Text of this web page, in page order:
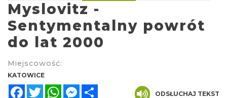
Katowice
0.00 km
Myslovitz -
Sentymentalny powrót
do lat 2000
Miejscowość:
KATOWICE
FacebookTwitterWhatsAppMessenger
ODSŁUCHAJ TEKST